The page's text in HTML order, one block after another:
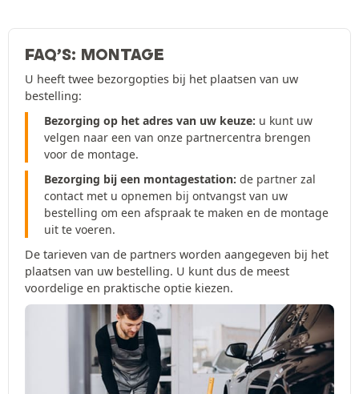
FAQ’S: MONTAGE
U heeft twee bezorgopties bij het plaatsen van uw
bestelling:
Bezorging op het adres van uw keuze: u kunt uw
velgen naar een van onze partnercentra brengen
voor de montage.
Bezorging bij een montagestation: de partner zal
contact met u opnemen bij ontvangst van uw
bestelling om een afspraak te maken en de montage
uit te voeren.
De tarieven van de partners worden aangegeven bij het
plaatsen van uw bestelling. U kunt dus de meest
voordelige en praktische optie kiezen.